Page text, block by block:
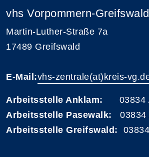
vhs Vorpommern-Greifswald
Martin-Luther-Straße 7a
17489 Greifswald
E-Mail:vhs-zentrale(at)kreis-
Arbeitsstelle Anklam: 03834 /
Arbeitsstelle Pasewalk: 03834
Arbeitsstelle Greifswald: